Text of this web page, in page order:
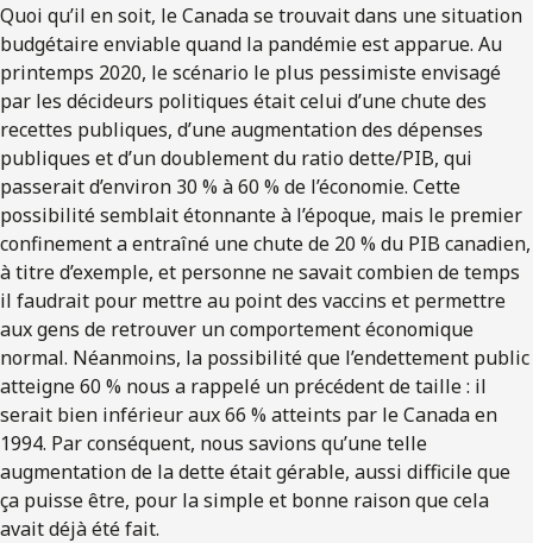
Quoi qu’il en soit, le Canada se trouvait dans une situation
budgétaire enviable quand la pandémie est apparue. Au
printemps 2020, le scénario le plus pessimiste envisagé
par les décideurs politiques était celui d’une chute des
recettes publiques, d’une augmentation des dépenses
publiques et d’un doublement du ratio dette/PIB, qui
passerait d’environ 30 % à 60 % de l’économie. Cette
possibilité semblait étonnante à l’époque, mais le premier
confinement a entraîné une chute de 20 % du PIB canadien,
à titre d’exemple, et personne ne savait combien de temps
il faudrait pour mettre au point des vaccins et permettre
aux gens de retrouver un comportement économique
normal. Néanmoins, la possibilité que l’endettement public
atteigne 60 % nous a rappelé un précédent de taille : il
serait bien inférieur aux 66 % atteints par le Canada en
1994. Par conséquent, nous savions qu’une telle
augmentation de la dette était gérable, aussi difficile que
ça puisse être, pour la simple et bonne raison que cela
avait déjà été fait.